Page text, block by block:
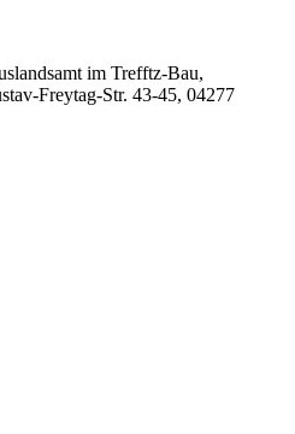
im Trefftz-Bau,
Freytag-Str. 43-45, 04277